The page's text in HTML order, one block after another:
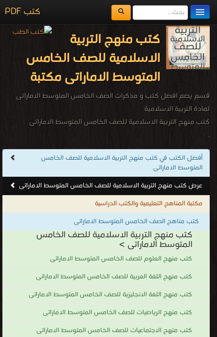
كتب PDF
مكتبة الكتب
المكتبات
يُقرأ حالياً
اضف كتاب
كتب منهج التربية
الاسلامية للصف الخامس
المتوسط الاماراتى مكتبة
قسم يضم افضل كتب و مذكرات الصف الخامس المتوسط الاماراتى
لمادة التربية الاسلامية
كتب منهج التربية الاسلامية للصف الخامس المتوسط الاماراتى
.
أفضل الكتب في كتب منهج التربية الاسلامية للصف الخامس
المتوسط الاماراتى
عرض كتب منهج التربية الاسلامية للصف الخامس المتوسط الاماراتى
مكتبة المناهج التعليمية والكتب الدراسية
كتب مناهج الصف الخامس المتوسط الاماراتى
كتب منهج التربية الاسلامية للصف الخامس
المتوسط الاماراتى >
كتب منهج العلوم للصف الخامس المتوسط الاماراتى
كتب منهج اللغة العربية للصف الخامس المتوسط الاماراتى
كتب منهج اللغة الانجليزية للصف الخامس المتوسط الاماراتى
كتب منهج الرياضيات للصف الخامس المتوسط الاماراتى
كتب منهج الاجتماعيات للصف الخامس المتوسط الاماراتى